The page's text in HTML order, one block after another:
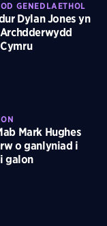
GENEDLAETHOL
Dylan Jones yn
Mark Hughes
o ganlyniad i
galon